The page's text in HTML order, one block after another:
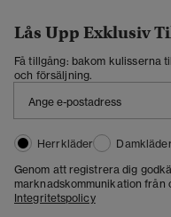
Lås Upp Exklusiv
Få tillgång: bakom kulisserna
och försäljning.
Herrkläder
Damkläder
Genom att registrera dig
marknadskommunikation från
Integritetspolicy